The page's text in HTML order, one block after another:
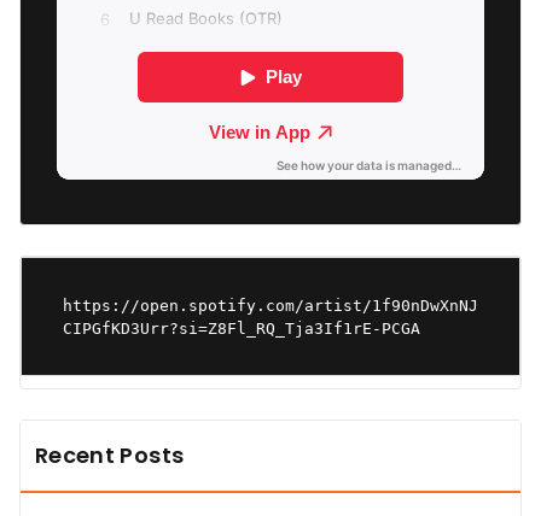
https://open.spotify.com/artist/1f90nDwXnNJ
CIPGfKD3Urr?si=Z8Fl_RQ_Tja3If1rE-PCGA
Recent Posts